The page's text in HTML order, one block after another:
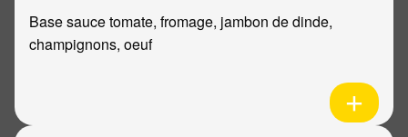
Base sauce tomate, fromage, jambon de dinde,
champignons, oeuf